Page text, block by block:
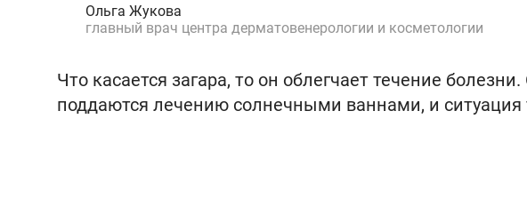
Ольга Жукова
главный врач центра дерматовенерологии и косметологии
Что касается загара, то он облегчает течение
поддаются лечению солнечными ваннами, и ситуация